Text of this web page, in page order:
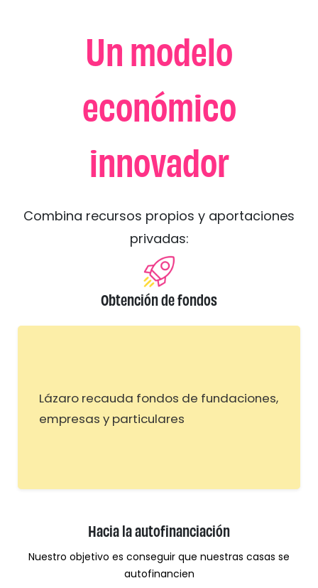
Un modelo
económico
innovador
Combina recursos propios y aportaciones
privadas:
Obtención de fondos
Lázaro recauda fondos de fundaciones,
empresas y particulares
Hacia la autofinanciación
Nuestro objetivo es conseguir que nuestras casas se
autofinancien